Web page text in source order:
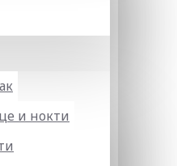
и нокти